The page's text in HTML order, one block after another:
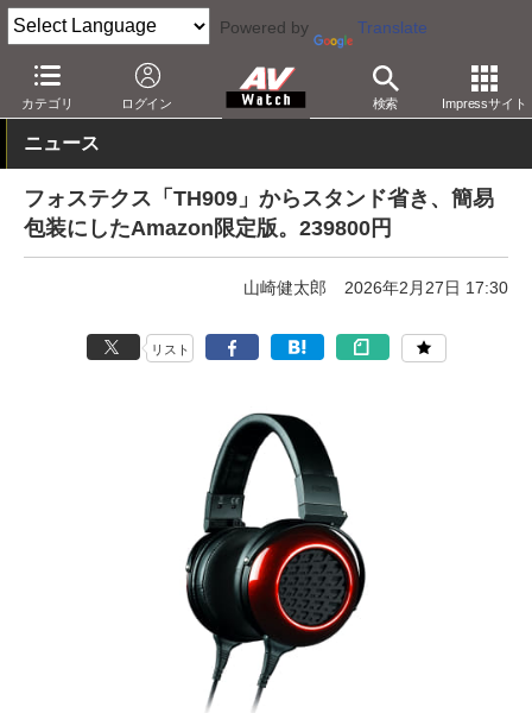
Powered by Translate
カテゴリ ログイン 検索 Impressサイト
AV Watch 製品 ヘッドフォン その他
ニュース
フォステクス「TH909」からスタンド省き、簡易
包装にしたAmazon限定版。239800円
山崎健太郎 2026年2月27日 17:30
リスト